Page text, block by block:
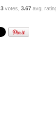
3 votes, 3.67 avg.